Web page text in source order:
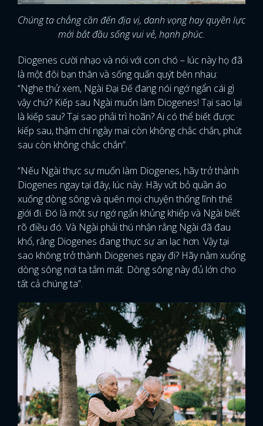
Chúng ta chẳng cần đến địa vị, danh vọng hay quyền lực
mới bắt đầu sống vui vẻ, hạnh phúc.
Diogenes cười nhạo và nói với con chó – lúc này họ đã
là một đôi bạn thân và sống quấn quýt bên nhau:
“Nghe thử xem, Ngài Đại Đế đang nói ngớ ngẩn cái gì
vậy chứ? Kiếp sau Ngài muốn làm Diogenes! Tại sao lại
là kiếp sau? Tại sao phải trì hoãn? Ai có thể biết được
kiếp sau, thậm chí ngày mai còn không chắc chắn, phút
sau còn không chắc chắn”.
“Nếu Ngài thực sự muốn làm Diogenes, hãy trở thành
Diogenes ngay tại đây, lúc này. Hãy vứt bỏ quần áo
xuống dòng sông và quên mọi chuyện thống lĩnh thế
giới đi. Đó là một sự ngớ ngẩn khủng khiếp và Ngài biết
rõ điều đó. Và Ngài phải thú nhận rằng Ngài đã đau
khổ, rằng Diogenes đang thực sự an lạc hơn. Vậy tại
sao không trở thành Diogenes ngay đi? Hãy nằm xuống
dòng sông nơi ta tắm mát. Dòng sông này đủ lớn cho
tất cả chúng ta”.